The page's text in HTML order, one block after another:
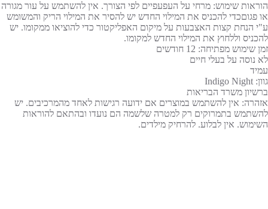
הוראות שימוש: מרחי על העפעפיים לפי הצורך. אין להשתמש על עור מגורה
או פגוםכדי להכניס את המילוי החדש יש להסיר את המילוי הריק והמשומש
ע"י הנחת קצות האצבעות על מיקום האפליקטור כדי להוציאו ממקומו. יש
להכניס וללחוץ את המילוי החדש למקומו.
זמן שימוש מפתיחה: 12 חודשים
לא נוסה על בעלי חיים
עמיד
גוון: Indigo Night
ברשיון משרד הבריאות
אזהרה: אין להשתמש במוצרים אם ידועה רגישות לאחד מהמרכיבים. יש
להשתמש בתמרוקים רק למטרה שלשמה הם נועדו ובהתאם להוראות
השימוש. אין לבלוע. להרחיק מילדים.